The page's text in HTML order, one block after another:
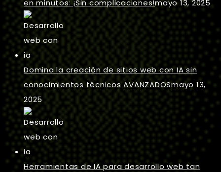
en minutos: ¡Sin complicaciones!mayo 13, 2025
Domina la creación de sitios web con IA sin
conocimientos técnicos AVANZADOSmayo 13,
2025
Herramientas de IA para desarrollo web tan